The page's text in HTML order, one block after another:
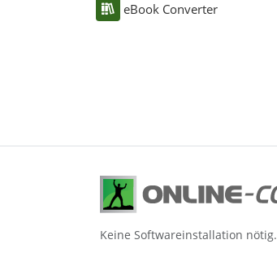
eBook Converter
Keine Softwareinstallation nötig.